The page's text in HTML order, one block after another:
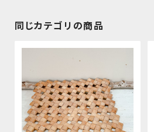
同じカテゴリの商品